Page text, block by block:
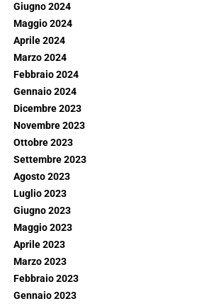
Giugno 2024
Maggio 2024
Aprile 2024
Marzo 2024
Febbraio 2024
Gennaio 2024
Dicembre 2023
Novembre 2023
Ottobre 2023
Settembre 2023
Agosto 2023
Luglio 2023
Giugno 2023
Maggio 2023
Aprile 2023
Marzo 2023
Febbraio 2023
Gennaio 2023